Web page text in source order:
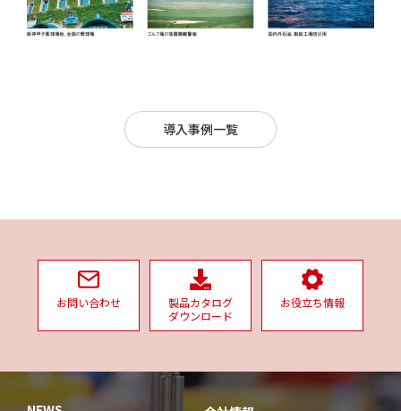
導入事例一覧
お問い合わせ
製品カタログ
ダウンロード
お役立ち情報